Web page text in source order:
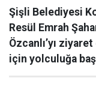
Şişli Belediyesi
Resül Emrah
Özcanlı’yı
için yolculuğa